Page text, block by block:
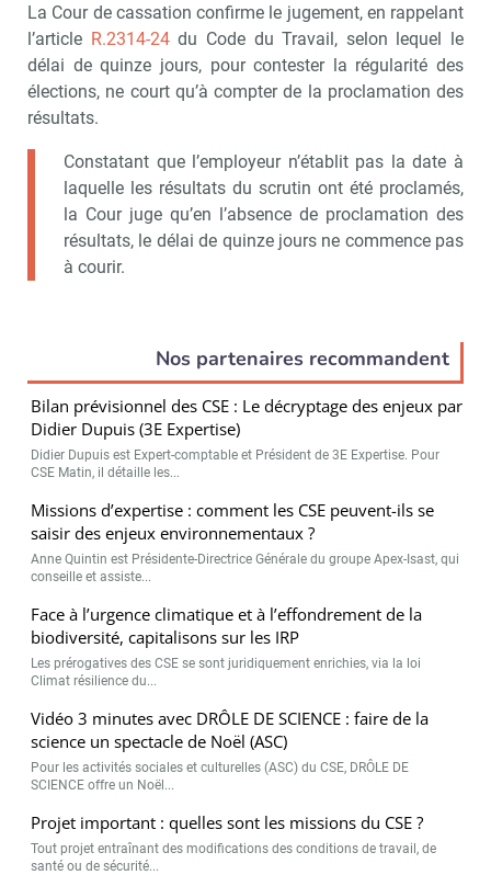
La Cour de cassation confirme le jugement, en rappelant
l’article R.2314-24du Code du Travail, selon lequel le
délai de quinze jours, pour contester la régularité des
élections, ne court qu’à compter de la proclamation des
résultats.
Constatant que l’employeur n’établit pas la date à
laquelle les résultats du scrutin ont été proclamés,
la Cour juge qu’en l’absence de proclamation des
résultats, le délai de quinze jours ne commence pas
à courir.
Nos partenaires recommandent
Bilan prévisionnel des CSE : Le décryptage des enjeux par
Didier Dupuis (3E Expertise)
Didier Dupuis est Expert-comptable et Président de 3E Expertise. Pour
CSE Matin, il détaille les...
Missions d’expertise : comment les CSE peuvent-ils se
saisir des enjeux environnementaux ?
Anne Quintin est Présidente-Directrice Générale du groupe Apex-Isast, qui
conseille et assiste...
Face à l’urgence climatique et à l’effondrement de la
biodiversité, capitalisons sur les IRP
Les prérogatives des CSE se sont juridiquement enrichies, via la loi
Climat résilience du...
Vidéo 3 minutes avec DRÔLE DE SCIENCE : faire de la
science un spectacle de Noël (ASC)
Pour les activités sociales et culturelles (ASC) du CSE, DRÔLE DE
SCIENCE offre un Noël...
Projet important : quelles sont les missions du CSE ?
Tout projet entraînant des modifications des conditions de travail, de
santé ou de sécurité...